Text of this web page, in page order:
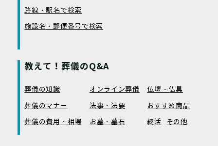
路線・駅名で検索
施設名・郵便番号で検索
教えて！葬儀のQ&A
葬儀の知識 オンライン葬儀
仏壇・仏具
葬儀のマナー
法事・法要
おすすめ商品
葬儀の費用・相場
お墓・墓石 終活 その他